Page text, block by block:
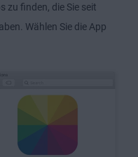
zu finden, die Sie seit
Wählen Sie die App